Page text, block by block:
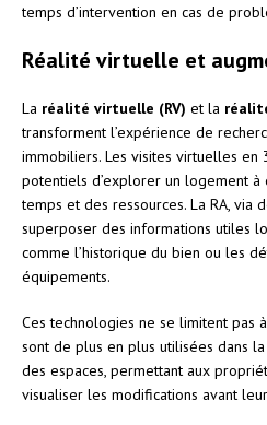
temps d’intervention en cas de
Réalité virtuelle et
La réalité virtuelle (RV) et la
transforment l’expérience de
immobiliers. Les visites virtuelles en
potentiels d’explorer un logement à
temps et des ressources. La RA, via
superposer des informations utiles
comme l’historique du bien ou les
équipements.
Ces technologies ne se limitent pas
sont de plus en plus utilisées dans
des espaces, permettant aux
visualiser les modifications avant